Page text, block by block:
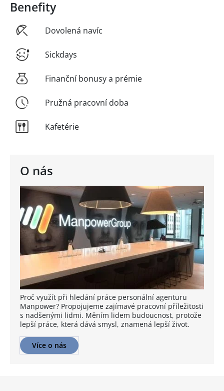
O nás
Proč využít při hledání práce personální agenturu
Manpower? Propojujeme zajímavé pracovní příležitosti
s nadšenými lidmi. Měním lidem budoucnost, protože
lepší práce, která dává smysl, znamená lepší život.
Více o nás
Benefity
Dovolená navíc
Sickdays
Finanční bonusy a prémie
Pružná pracovní doba
Kafetérie